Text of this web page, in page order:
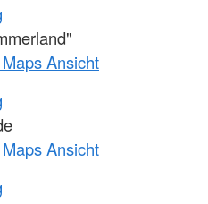
Ansicht
Ansicht